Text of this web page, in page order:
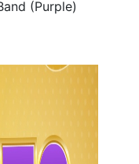
(Purple)